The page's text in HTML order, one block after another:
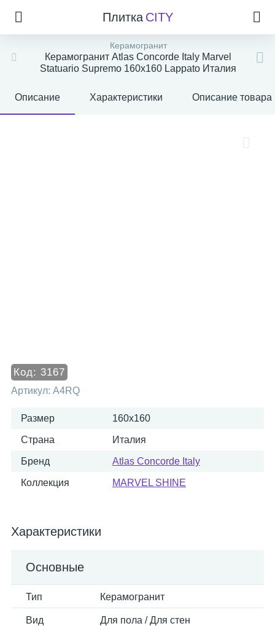
Плитка CITY
Керамогранит
Керамогранит Atlas Concorde Italy Marvel
Statuario Supremo 160x160 Lappato Италия
Описание Характеристики Описание товара
Код: 3167
Артикул: A4RQ
Размер 160x160
Страна Италия
Бренд Atlas Concorde Italy
Коллекция MARVEL SHINE
Характеристики
Основные
Тип Керамогранит
Вид Для пола / Для стен